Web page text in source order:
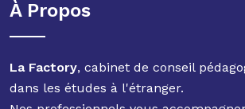
À Propos
La Factory, cabinet de conseil
dans les études à l'étranger.